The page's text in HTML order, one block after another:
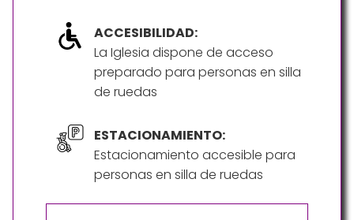
ACCESIBILIDAD:
La Iglesia dispone de acceso
preparado para personas en silla
de ruedas
ESTACIONAMIENTO:
Estacionamiento accesible para
personas en silla de ruedas